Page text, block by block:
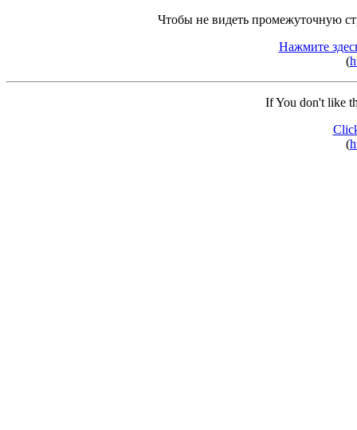
Чтобы не видеть промежуточную
Нажмите
(
If You don't like
(